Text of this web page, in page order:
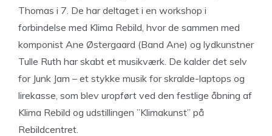
Thomas i 7. De har deltaget i en workshop i
forbindelse med Klima Rebild, hvor de sammen med
komponist Ane Østergaard (Band Ane) og lydkunstner
Tulle Ruth har skabt et musikværk. De kalder det selv
for Junk Jam – et stykke musik for skralde-laptops og
lirekasse, som blev uropført ved den festlige åbning af
Klima Rebild og udstillingen ”Klimakunst” på
Rebildcentret.